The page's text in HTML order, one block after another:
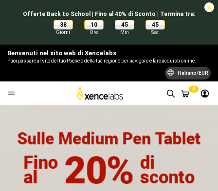
Offerte Back to School | Fino al 40% di Sconto | Termina tra:
38
Giorni
: 10
Ore
: 45
Min
: 45
Sec
Benvenuti nel sito web di Xencelabs
Puoi passare al sito del tuo Paese o della tua regione per navigare e fare acquisti online.
Italiano/EUR
0